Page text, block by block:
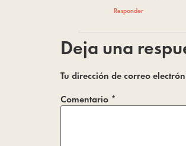
Responder
Deja una
Tu dirección de correo
Comentario *